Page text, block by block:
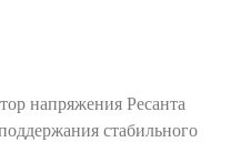
напряжения Ресанта
стабильного